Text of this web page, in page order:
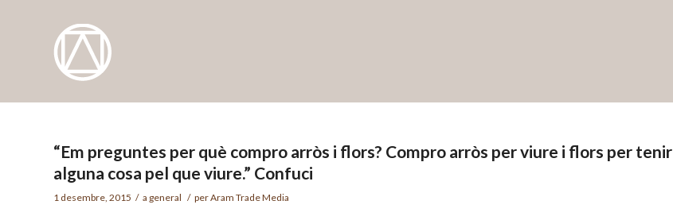
“Em preguntes per què compro arròs i flors? Compro arròs per viure i flors per tenir
alguna cosa pel que viure.” Confuci
1 desembre, 2015 / a general / perAram Trade Media